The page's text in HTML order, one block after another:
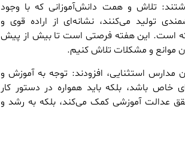
تلاش و همت دانش‌آموزانی که با وجود
تولید می‌کنند، نشانه‌ای از اراده قوی و
است. این هفته فرصتی است تا بیش از پیش
موانع و مشکلات تلاش کنیم.
مدارس استثنایی، افزودند: توجه به آموزش و
خاص باشد، بلکه باید همواره در دستور کار
عدالت آموزشی کمک می‌کند، بلکه به رشد و